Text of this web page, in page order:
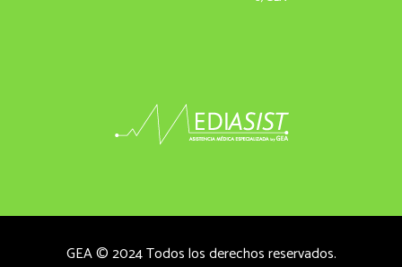
GEA © 2024 Todos los derechos reservados.